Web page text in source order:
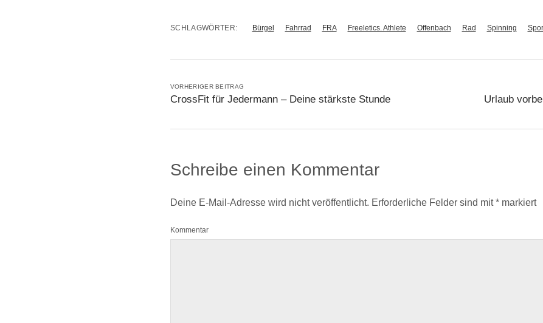
SCHLAGWÖRTER: Bürgel Fahrrad FRA Freeletics. Athlete Offenbach Rad Spinning
VORHERIGER BEITRAG
CrossFit für Jedermann – Deine stärkste Stunde Urlaub
Schreibe einen Kommentar
Deine E-Mail-Adresse wird nicht veröffentlicht. Erforderliche Felder sind mit*markiert
Kommentar